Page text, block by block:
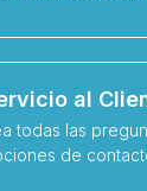
al
todas las
de